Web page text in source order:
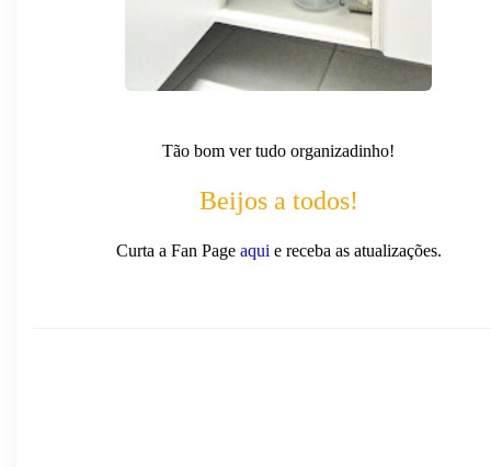
Tão bom ver tudo organizadinho!
Beijos a todos!
Curta a Fan Page aqui e receba as atualizações.